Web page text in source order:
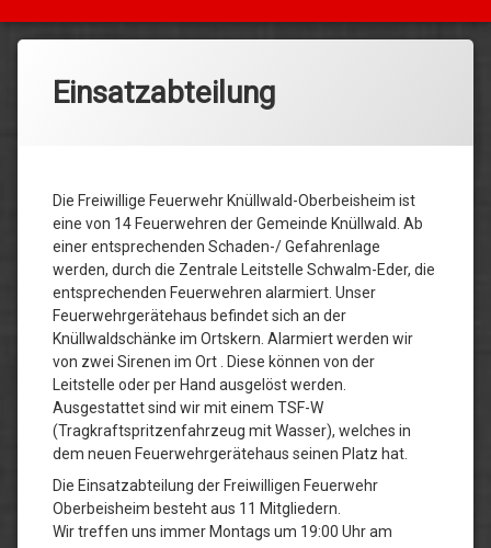
Einsatzabteilung
Die Freiwillige Feuerwehr Knüllwald-Oberbeisheim ist
eine von 14 Feuerwehren der Gemeinde Knüllwald. Ab
einer entsprechenden Schaden-/ Gefahrenlage
werden, durch die Zentrale Leitstelle Schwalm-Eder, die
entsprechenden Feuerwehren alarmiert. Unser
Feuerwehrgerätehaus befindet sich an der
Knüllwaldschänke im Ortskern. Alarmiert werden wir
von zwei Sirenen im Ort . Diese können von der
Leitstelle oder per Hand ausgelöst werden.
Ausgestattet sind wir mit einem TSF-W
(Tragkraftspritzenfahrzeug mit Wasser), welches in
dem neuen Feuerwehrgerätehaus seinen Platz hat.
Die Einsatzabteilung der Freiwilligen Feuerwehr
Oberbeisheim besteht aus 11 Mitgliedern.
Wir treffen uns immer Montags um 19:00 Uhr am